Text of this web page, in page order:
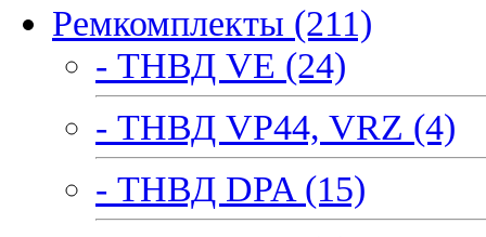
Ремкомплекты (211)
- ТНВД VE (24)
- ТНВД VP44, VRZ (4)
- ТНВД DPA (15)